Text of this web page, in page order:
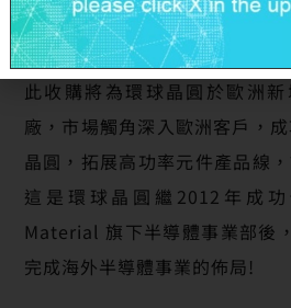
收購成本雖較原先增加10.9%
圓佈局全球半導體矽晶圓事業版
此收購將為環球晶圓於歐洲
廠，市場觸角深入歐洲客戶，
晶圓，拓展高功率元件產品線
這是環球晶圓繼2012年成
Material 旗下半導體事業部後
完成海外半導體事業的佈局!